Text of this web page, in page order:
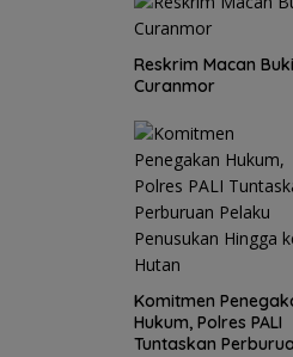
Reskrim Macan
Curanmor
Komitmen
Hukum, Polres PALI
Tuntaskan